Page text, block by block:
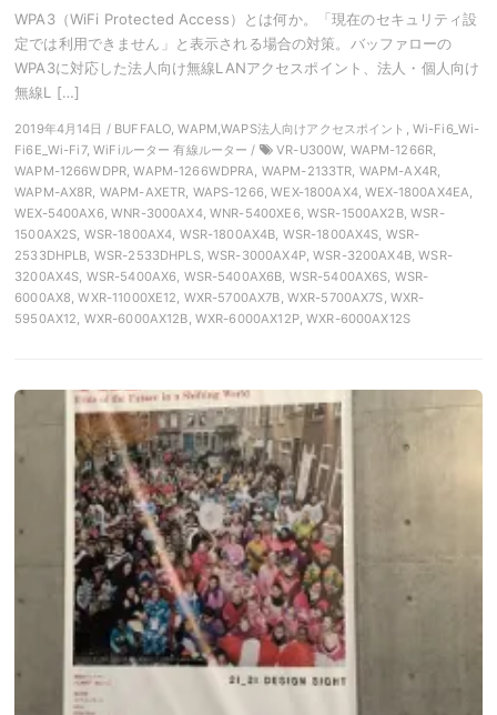
WPA3（WiFi Protected Access）とは何か。「現在のセキュリティ設
定では利用できません」と表示される場合の対策。バッファローの
WPA3に対応した法人向け無線LANアクセスポイント、法人・個人向け
無線L […]
2019年4月14日 / BUFFALO, WAPM,WAPS法人向けアクセスポイント, Wi-Fi6_Wi-
Fi6E_Wi-Fi7, WiFiルーター 有線ルーター /
VR-U300W, WAPM-1266R,
WAPM-1266WDPR, WAPM-1266WDPRA, WAPM-2133TR, WAPM-AX4R,
WAPM-AX8R, WAPM-AXETR, WAPS-1266, WEX-1800AX4, WEX-1800AX4EA,
WEX-5400AX6, WNR-3000AX4, WNR-5400XE6, WSR-1500AX2B, WSR-
1500AX2S, WSR-1800AX4, WSR-1800AX4B, WSR-1800AX4S, WSR-
2533DHPLB, WSR-2533DHPLS, WSR-3000AX4P, WSR-3200AX4B, WSR-
3200AX4S, WSR-5400AX6, WSR-5400AX6B, WSR-5400AX6S, WSR-
6000AX8, WXR-11000XE12, WXR-5700AX7B, WXR-5700AX7S, WXR-
5950AX12, WXR-6000AX12B, WXR-6000AX12P, WXR-6000AX12S